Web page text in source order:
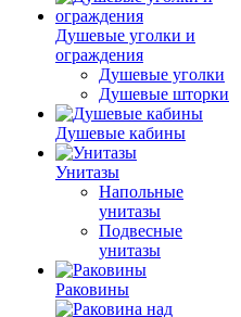
Душевые уголки и
ограждения
Душевые уголки
Душевые шторки
Душевые кабины
Унитазы
Напольные
унитазы
Подвесные
унитазы
Раковины